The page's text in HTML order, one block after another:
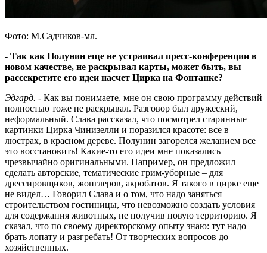
Фото: М.Садчиков-мл.
- Так как Полунин еще не устраивал пресс-конференции в
новом качестве, не раскрывал карты, может быть, вы
рассекретите его идеи насчет Цирка на Фонтанке?
Эдгард. - Как вы понимаете, мне он свою программу действий
полностью тоже не раскрывал. Разговор был дружеский,
неформальный. Слава рассказал, что посмотрел старинные
картинки Цирка Чинизелли и поразился красоте: все в
люстрах, в красном дереве. Полунин загорелся желанием все
это восстановить! Какие-то его идеи мне показались
чрезвычайно оригинальными. Например, он предложил
сделать авторские, тематические грим-уборные – для
дрессировщиков, жонглеров, акробатов. Я такого в цирке еще
не видел… Говорил Слава и о том, что надо заняться
строительством гостиницы, что невозможно создать условия
для содержания животных, не получив новую территорию. Я
сказал, что по своему директорскому опыту знаю: тут надо
брать лопату и разгребать! От творческих вопросов до
хозяйственных.